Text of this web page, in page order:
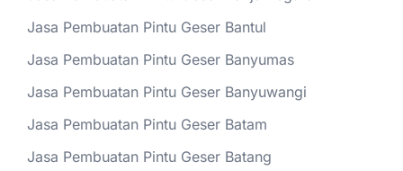
Jasa Pembuatan Pintu Geser Bantul
Jasa Pembuatan Pintu Geser Banyumas
Jasa Pembuatan Pintu Geser Banyuwangi
Jasa Pembuatan Pintu Geser Batam
Jasa Pembuatan Pintu Geser Batang